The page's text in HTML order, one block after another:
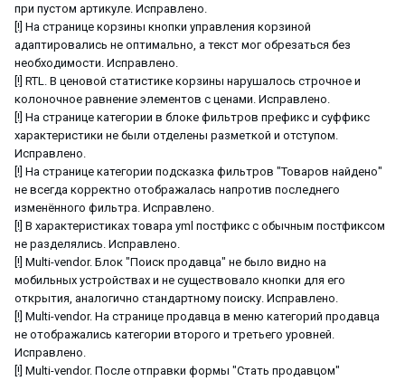
при пустом артикуле. Исправлено.
[!] На странице корзины кнопки управления корзиной
адаптировались не оптимально, а текст мог обрезаться без
необходимости. Исправлено.
[!] RTL. В ценовой статистике корзины нарушалось строчное и
колоночное равнение элементов с ценами. Исправлено.
[!] На странице категории в блоке фильтров префикс и суффикс
характеристики не были отделены разметкой и отступом.
Исправлено.
[!] На странице категории подсказка фильтров "Товаров найдено"
не всегда корректно отображалась напротив последнего
изменённого фильтра. Исправлено.
[!] В характеристиках товара yml постфикс с обычным постфиксом
не разделялись. Исправлено.
[!] Multi-vendor. Блок "Поиск продавца" не было видно на
мобильных устройствах и не существовало кнопки для его
открытия, аналогично стандартному поиску. Исправлено.
[!] Multi-vendor. На странице продавца в меню категорий продавца
не отображались категории второго и третьего уровней.
Исправлено.
[!] Multi-vendor. После отправки формы "Стать продавцом"